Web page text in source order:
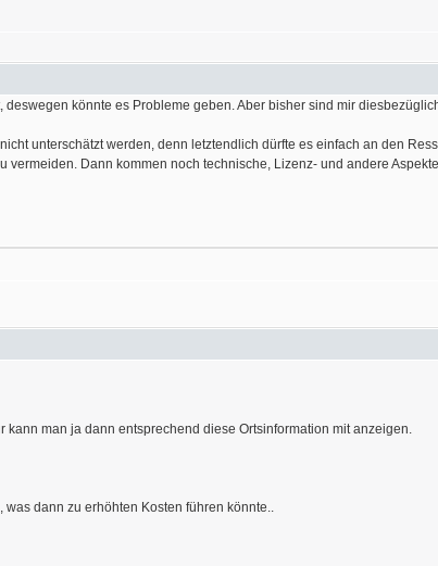
könnte es Probleme geben. Aber bisher sind mir
unterschätzt werden, denn letztendlich dürfte es einfach an den
Dann kommen noch technische, Lizenz- und andere
kann man ja dann entsprechend diese Ortsinformation mit anzeigen.
dann zu erhöhten Kosten führen könnte..